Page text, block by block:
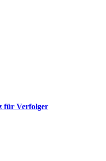
für Verfolger